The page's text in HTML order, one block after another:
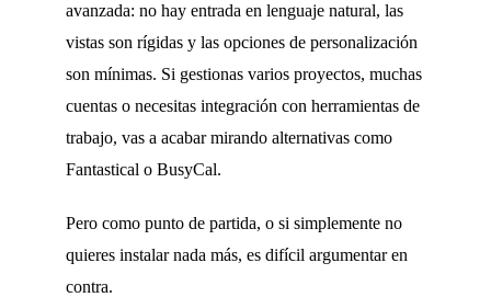
avanzada: no hay entrada en lenguaje natural, las
vistas son rígidas y las opciones de personalización
son mínimas. Si gestionas varios proyectos, muchas
cuentas o necesitas integración con herramientas de
trabajo, vas a acabar mirando alternativas como
Fantastical o BusyCal.
Pero como punto de partida, o si simplemente no
quieres instalar nada más, es difícil argumentar en
contra.